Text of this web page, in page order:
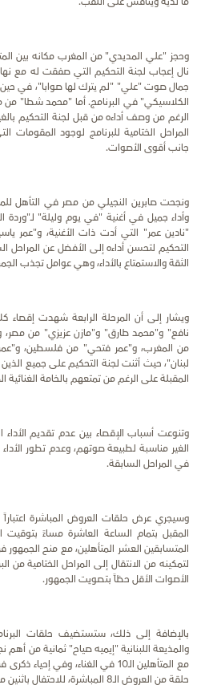
وحجز "علي المديدي" من المغرب مكانه بين
نال إعجاب لجنة التحكيم التي صفقت له مع
جمال صوت "علي" "لم يترك لها صوابا"، في حين
الكلاسيكي" في البرنامج. أما "محمد شطا" من
الرغم من وصف أداءه من قبل لجنة التحكيم
المراحل الختامية للبرنامج لوجود
جانب أقوى الأصوات.
ونجحت صابرين النجيلي من مصر في التأهل
وأداء جميل في أغنية "في يوم وليلة" لـ"وردة
"نادين عمر" التي أدت ذات الأغنية، و"عمر
التحكيم لتحسن أداءه إلى الأفضل عن
الثقة والاستمتاع بالأداء، وهي عوامل تجذب
ويشار إلى أن المرحلة الرابعة شهدت إقصاء
نافع" و"محمد طارق" و"مازن عزيزي" من مصر،
من المغرب، و"عمر فتحي" من فلسطين،
لبنان"، حيث أثنت لجنة التحكيم على جميع
المقبلة على الرغم من تمتعهم بالخامة الغنائية
وتنوعت أسباب الإقصاء بين عدم تقديم الأداء
الغير مناسبة لطبيعة صوتهم، وعدم تطور
في المراحل السابقة.
المقبل بتمام الساعة العاشرة مساءً بتوقيت
المتسابقين العشر المتأهلين، مع منح
لتمكينه من الانتقال إلى المراحل الختامية
الأصوات الأقل حظاً بتصويت الجمهور.
بالإضافة إلى ذلك، ستستضيف حلقات
والمذيعة اللبنانية "إيميه صياح" ثمانية من أهم
مع المتأهلين الـ10 في الغناء،
حلقة من العروض الـ8 المباشرة، للاحتفال باثنين من عمالقة الفن الطربي الأصيل.